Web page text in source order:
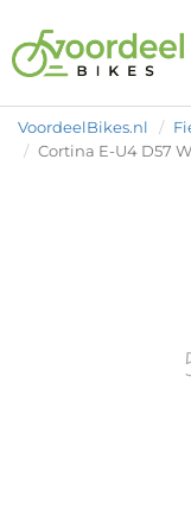
VoordeelBikes.nl
Cortina E-U4 D57